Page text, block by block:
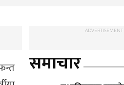
ADVERTISEMENT
समाचार